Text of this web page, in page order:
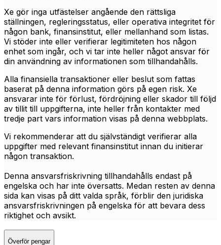
Xe gör inga utfästelser angående den rättsliga
ställningen, regleringsstatus, eller operativa integritet för
någon bank, finansinstitut, eller mellanhand som listas.
Vi stöder inte eller verifierar legitimiteten hos någon
enhet som ingår, och vi tar inte heller något ansvar för
din användning av informationen som tillhandahålls.
Alla finansiella transaktioner eller beslut som fattas
baserat på denna information görs på egen risk. Xe
ansvarar inte för förlust, fördröjning eller skador till följd
av tillit till uppgifterna, inte heller från kontakter med
tredje part vars information visas på denna webbplats.
Vi rekommenderar att du självständigt verifierar alla
uppgifter med relevant finansinstitut innan du initierar
någon transaktion.
Denna ansvarsfriskrivning tillhandahålls endast på
engelska och har inte översatts. Medan resten av denna
sida kan visas på ditt valda språk, förblir den juridiska
ansvarsfriskrivningen på engelska för att bevara dess
riktighet och avsikt.
Överför pengar